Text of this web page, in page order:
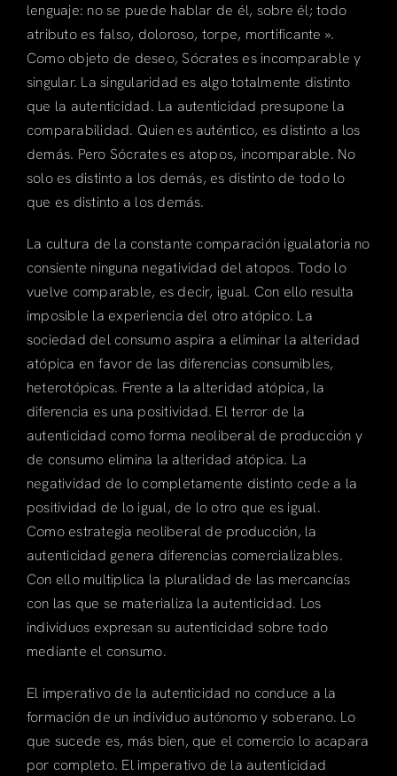
lenguaje: no se puede hablar de él, sobre él; todo
atributo es falso, doloroso, torpe, mortificante ».
Como objeto de deseo, Sócrates es incomparable y
singular. La singularidad es algo totalmente distinto
que la autenticidad. La autenticidad presupone la
comparabilidad. Quien es auténtico, es distinto a los
demás. Pero Sócrates es atopos, incomparable. No
solo es distinto a los demás, es distinto de todo lo
que es distinto a los demás.
La cultura de la constante comparación igualatoria no
consiente ninguna negatividad del atopos. Todo lo
vuelve comparable, es decir, igual. Con ello resulta
imposible la experiencia del otro atópico. La
sociedad del consumo aspira a eliminar la alteridad
atópica en favor de las diferencias consumibles,
heterotópicas. Frente a la alteridad atópica, la
diferencia es una positividad. El terror de la
autenticidad como forma neoliberal de producción y
de consumo elimina la alteridad atópica. La
negatividad de lo completamente distinto cede a la
positividad de lo igual, de lo otro que es igual.
Como estrategia neoliberal de producción, la
autenticidad genera diferencias comercializables.
Con ello multiplica la pluralidad de las mercancías
con las que se materializa la autenticidad. Los
individuos expresan su autenticidad sobre todo
mediante el consumo.
El imperativo de la autenticidad no conduce a la
formación de un individuo autónomo y soberano. Lo
que sucede es, más bien, que el comercio lo acapara
por completo. El imperativo de la autenticidad